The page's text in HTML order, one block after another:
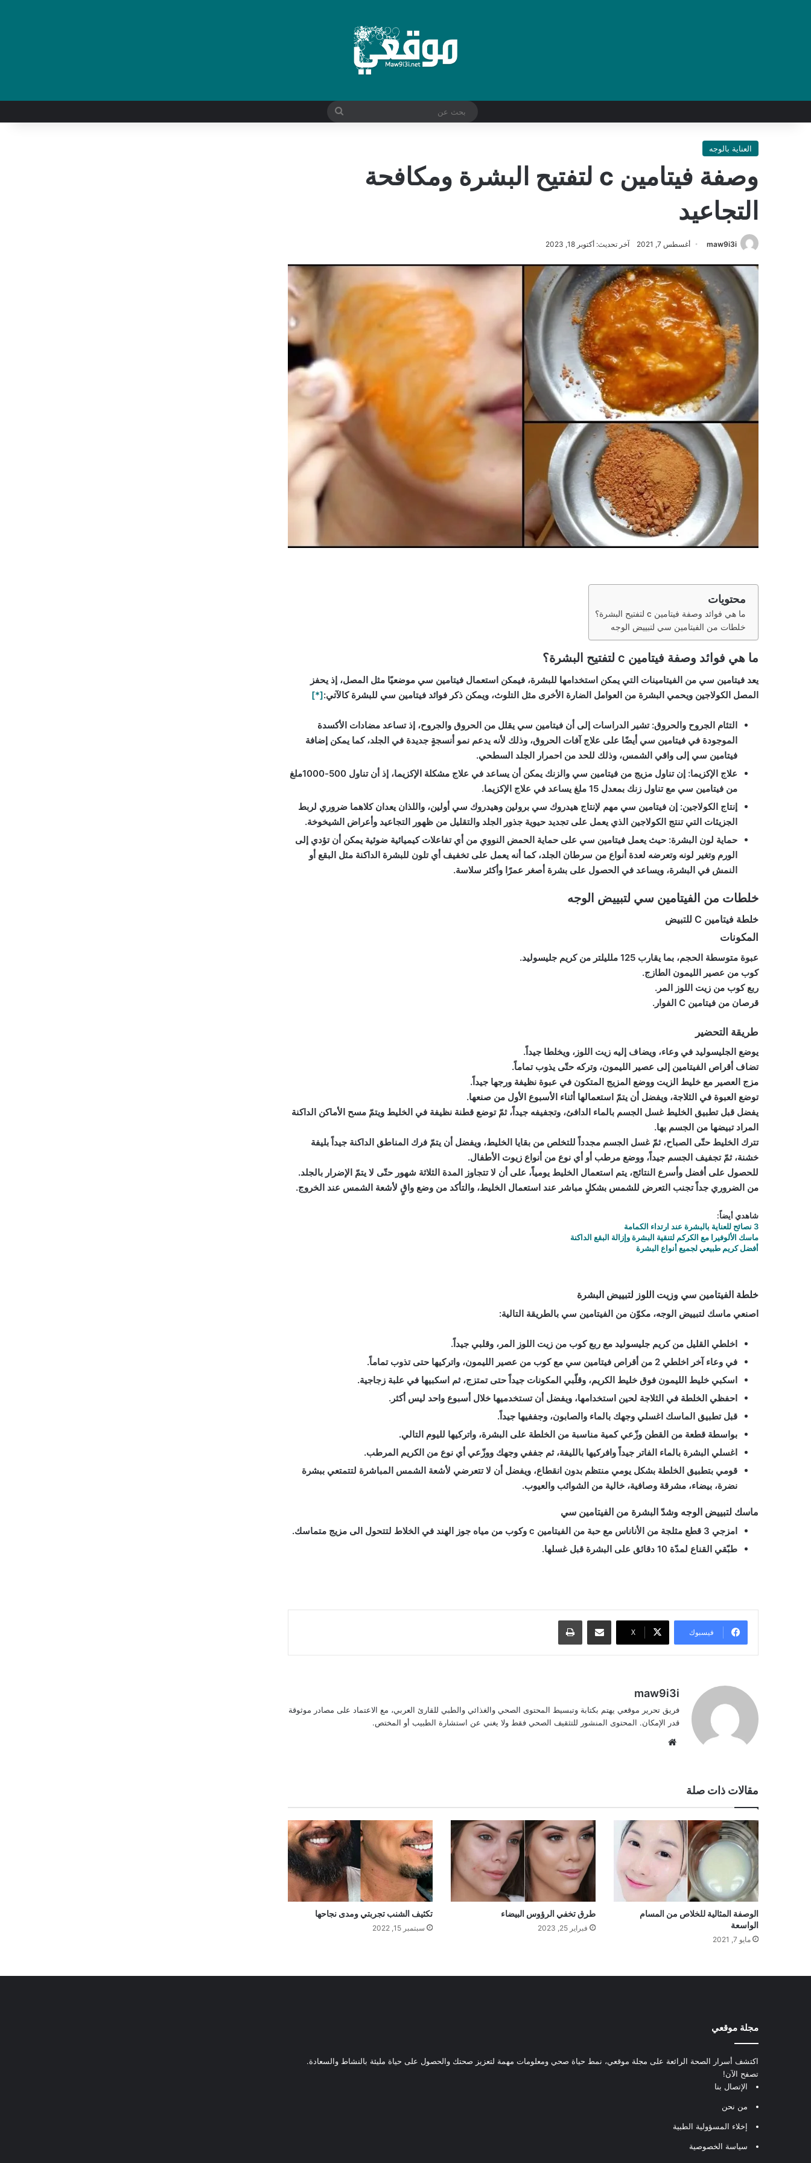
بحث
العناية بالوجه
وصفة فيتامين c لتفتيح البشرة ومكافحة
التجاعيد
maw9i3i أغسطس 7, 2021 آخر تحديث: أكتوبر 18, 2023
محتويات
ما هي فوائد وصفة فيتامين c لتفتيح البشرة؟
خلطات من الفيتامين سي لتبييض الوجه
ما هي فوائد وصفة فيتامين c لتفتيح البشرة؟
يعد فيتامين سي من الفيتامينات التي يمكن استخدامها للبشرة، فيمكن استعمال فيتامين سي موضعيًا مثل المصل، إذ يحفز
المصل الكولاجين ويحمي البشرة من العوامل الضارة الأخرى مثل التلوث، ويمكن ذكر فوائد فيتامين سي للبشرة كالآتي:[*]
التئام الجروح والحروق: تشير الدراسات إلى أن فيتامين سي يقلل من الحروق والجروح، إذ تساعد مضادات الأكسدة
الموجودة في فيتامين سي أيضًا على علاج آفات الحروق، وذلك لأنه يدعم نمو أنسجةٍ جديدة في الجلد، كما يمكن إضافة
فيتامين سي إلى واقي الشمس، وذلك للحد من احمرار الجلد السطحي.
علاج الإكزيما:
إن تناول مزيج من فيتامين سي والزنك يمكن أن يساعد في علاج مشكلة الإكزيما، إذ أن تناول 500-1000ملغ
من فيتامين سي مع تناول زنك بمعدل 15 ملغ يساعد في علاج الإكزيما.
إنتاج الكولاجين: إن فيتامين سي مهم لإنتاج هيدروك سي برولين وهيدروك سي أولين، واللذان يعدان كلاهما ضروري لربط
الجزيئات التي تنتج الكولاجين الذي يعمل على تجديد حيوية جذور الجلد والتقليل من ظهور التجاعيد وأعراض الشيخوخة.
حماية لون البشرة: حيث يعمل فيتامين سي على حماية الحمض النووي من أي تفاعلات كيميائية ضوئية يمكن أن تؤدي إلى
الورم وتغير لونه وتعرضه لعدة أنواع من سرطان الجلد، كما أنه يعمل على تخفيف أي تلون للبشرة الداكنة مثل البقع أو
النمش في البشرة، ويساعد في الحصول على بشرة أصغر عمرًا وأكثر سلاسة.
خلطات من الفيتامين سي لتبييض الوجه
خلطة فيتامين C للتبيض
المكونات
عبوة متوسطة الحجم، بما يقارب 125 ملليلتر من كريم جليسوليد.
كوب من عصير الليمون الطازج.
ربع كوب من زيت اللوز المر.
قرصان من فيتامين C الفوار.
طريقة التحضير
يوضع الجليسوليد في وعاء، ويضاف إليه زيت اللوز، ويخلطا جيداً.
تضاف أقراص الفيتامين إلى عصير الليمون، وتركه حتّى يذوب تماماً.
مزج العصير مع خليط الزيت ووضع المزيج المتكون في عبوة نظيفة ورجها جيداً.
توضع العبوة في الثلاجة، ويفضل أن يتمّ استعمالها أثناء الأسبوع الأول من صنعها.
يفضل قبل تطبيق الخليط غسل الجسم بالماء الدافئ، وتجفيفه جيداً، ثمّ توضع قطنة نظيفة في الخليط ويتمّ مسح الأماكن الداكنة
المراد تبيضها من الجسم بها.
تترك الخليط حتّى الصباح، ثمّ غسل الجسم مجدداً للتخلص من بقايا الخليط، ويفضل أن يتمّ فرك المناطق الداكنة جيداً بليفة
خشنة، ثمّ تجفيف الجسم جيداً، ووضع مرطب أو أي نوع من أنواع زيوت الأطفال.
للحصول على أفضل وأسرع النتائج، يتم استعمال الخليط يومياً، على أن لا تتجاوز المدة الثلاثة شهور حتّى لا يتمّ الإضرار بالجلد.
من الضروري جداً تجنب التعرض للشمس بشكلٍ مباشر عند استعمال الخليط، والتأكد من وضع واقٍ لأشعة الشمس عند الخروج.
شاهدي أيضاً:
3 نصائح للعناية بالبشرة عند ارتداء الكمامة
ماسك الألوفيرا مع الكركم لتنقية البشرة وإزالة البقع الداكنة
أفضل كريم طبيعي لجميع أنواع البشرة
خلطة الفيتامين سي وزيت اللوز لتبييض البشرة
اصنعي ماسك لتبييض الوجه، مكوّن من الفيتامين سي بالطريقة التالية:
اخلطي القليل من كريم جليسوليد مع ربع كوب من زيت اللوز المر، وقلبي جيداً.
في وعاء آخر اخلطي 2 من أقراص فيتامين سي مع كوب من عصير الليمون، واتركيها حتى تذوب تماماً.
اسكبي خليط الليمون فوق خليط الكريم، وقلّبي المكونات جيداً حتى تمتزج، ثم اسكبيها في علبة زجاجية.
احفظي الخلطة في الثلاجة لحين استخدامها، ويفضل أن تستخدميها خلال أسبوع واحد ليس أكثر.
قبل تطبيق الماسك اغسلي وجهك بالماء والصابون، وجففيها جيداً.
بواسطة قطعة من القطن وزّعي كمية مناسبة من الخلطة على البشرة، واتركيها لليوم التالي.
اغسلي البشرة بالماء الفاتر جيداً وافركيها بالليفة، ثم جففي وجهك ووزّعي أي نوع من الكريم المرطب.
قومي بتطبيق الخلطة بشكل يومي منتظم بدون انقطاع، ويفضل أن لا تتعرضي لأشعة الشمس المباشرة لتتمتعي ببشرة
نضرة، بيضاء، مشرقة وصافية، خالية من الشوائب والعيوب.
ماسك لتبييض الوجه وشدّ البشرة من الفيتامين سي
امزجي 3 قطع مثلجة من الأناناس مع حبة من الفيتامين c وكوب من مياه جوز الهند في الخلاط لتتحول الى مزيج متماسك.
طبّقي القناع لمدّة 10 دقائق على البشرة قبل غسلها.
فيسبوك ‫X
مشاركة عبر البريد طباعة
maw9i3i
فريق تحرير موقعي يهتم بكتابة وتبسيط المحتوى الصحي والغذائي والطبي للقارئ العربي، مع الاعتماد على مصادر موثوقة
قدر الإمكان. المحتوى المنشور للتثقيف الصحي فقط ولا يغني عن استشارة الطبيب أو المختص.
مقالات ذات صلة
الوصفة المثالية للخلاص من المسام
الواسعة
مايو 7, 2021
طرق تخفي الرؤوس البيضاء
فبراير 25, 2023
تكثيف الشنب تجربتي ومدى نجاحها
سبتمبر 15, 2022
مجلة موقعي
اكتشف أسرار الصحة الرائعة على مجلة موقعي، نمط حياة صحي ومعلومات مهمة لتعزيز صحتك والحصول على حياة مليئة بالنشاط والسعادة.
تصفح الآن!
الإتصال بنا
من نحن
إخلاء المسؤولية الطبية
سياسة الخصوصية